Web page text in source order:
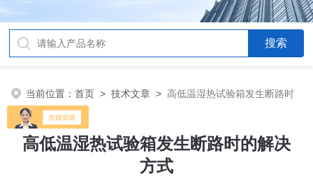
当前位置：首页 >技术文章 > 高低温湿热试验箱发生断路时
的解决方式
高低温湿热试验箱发生断路时的解决
方式